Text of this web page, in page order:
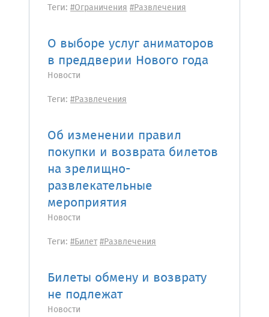
Теги: #Ограничения#Развлечения
О выборе услуг аниматоров
в преддверии Нового года
Новости
Теги: #Развлечения
Об изменении правил
покупки и возврата билетов
на зрелищно-
развлекательные
мероприятия
Новости
Теги: #Билет#Развлечения
Билеты обмену и возврату
не подлежат
Новости